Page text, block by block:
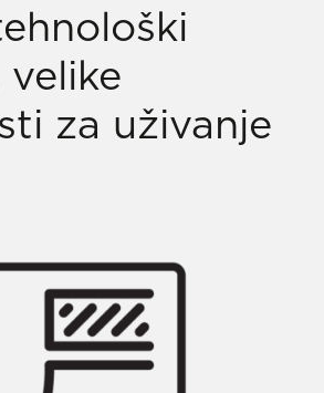
za uživanje